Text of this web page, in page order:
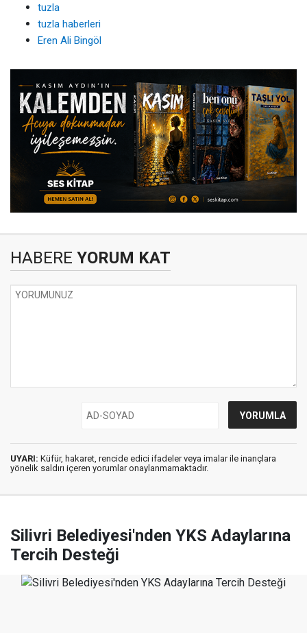
tuzla
tuzla haberleri
Eren Ali Bingöl
HABERE YORUM KAT
UYARI: Küfür, hakaret, rencide edici ifadeler veya imalar ile inançlara
yönelik saldırı içeren yorumlar onaylanmamaktadır.
Silivri Belediyesi'nden YKS Adaylarına
Tercih Desteği